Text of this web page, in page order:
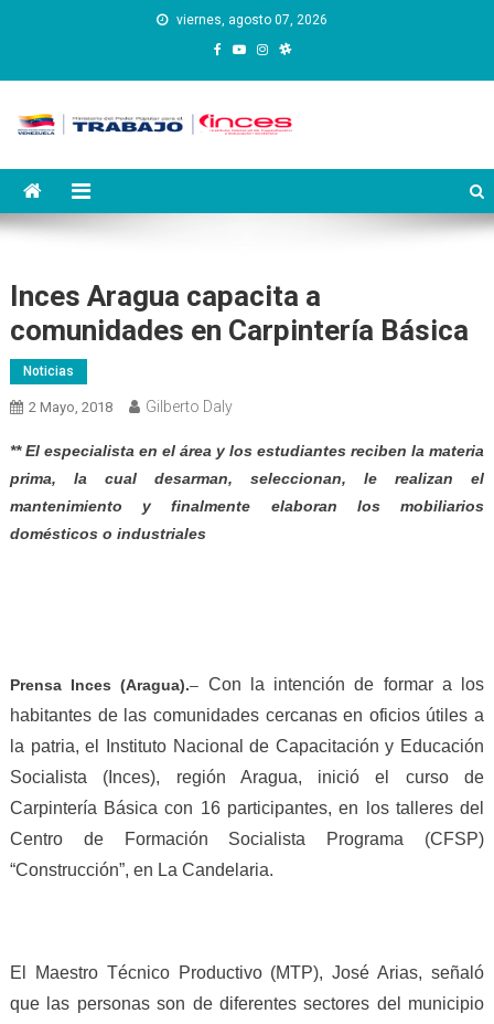
viernes, agosto 07, 2026
Instituto Nacional de
Capacitación y Educación
Inces Aragua capacita a
comunidades en Carpintería Básica
Noticias
2 Mayo, 2018 Gilberto Daly
** El especialista en el área y los estudiantes reciben la materia
prima, la cual desarman, seleccionan, le realizan el
mantenimiento y finalmente elaboran los mobiliarios
domésticos o industriales
Prensa Inces (Aragua).– Con la intención de formar a los
habitantes de las comunidades cercanas en oficios útiles a
la patria, el Instituto Nacional de Capacitación y Educación
Socialista (Inces), región Aragua, inició el curso de
Carpintería Básica con 16 participantes, en los talleres del
Centro de Formación Socialista Programa (CFSP)
“Construcción”, en La Candelaria.
El Maestro Técnico Productivo (MTP), José Arias, señaló
que las personas son de diferentes sectores del municipio